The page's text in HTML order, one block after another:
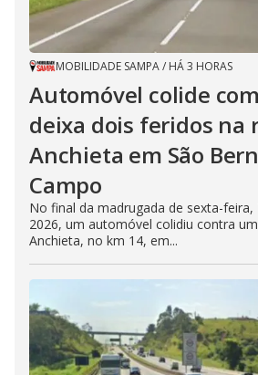
MOBILIDADE SAMPA/ HÁ 3 HORAS
Automóvel colide
deixa dois feridos na
Anchieta em São
Campo
No final da madrugada de sexta-
2026, um automóvel colidiu contra
Anchieta, no km 14, em...